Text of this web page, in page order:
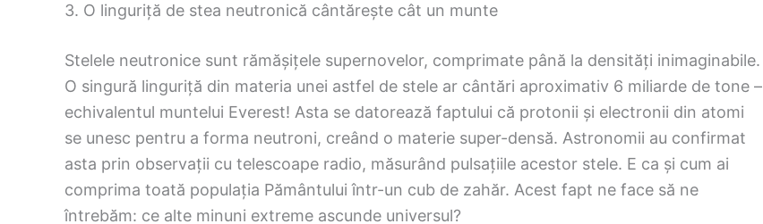
3. O linguriță de stea neutronică cântărește cât un munte
Stelele neutronice sunt rămășițele supernovelor, comprimate până la densități inimaginabile.
O singură linguriță din materia unei astfel de stele ar cântări aproximativ 6 miliarde de tone –
echivalentul muntelui Everest! Asta se datorează faptului că protonii și electronii din atomi
se unesc pentru a forma neutroni, creând o materie super-densă. Astronomii au confirmat
asta prin observații cu telescoape radio, măsurând pulsațiile acestor stele. E ca și cum ai
comprima toată populația Pământului într-un cub de zahăr. Acest fapt ne face să ne
întrebăm: ce alte minuni extreme ascunde universul?